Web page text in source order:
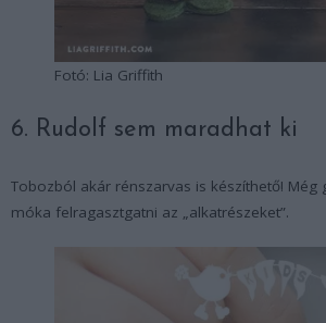
Fotó: Lia Griffith
6. Rudolf sem maradhat ki
Tobozból akár rénszarvas is készíthető! Még
móka felragasztgatni az „alkatrészeket”.